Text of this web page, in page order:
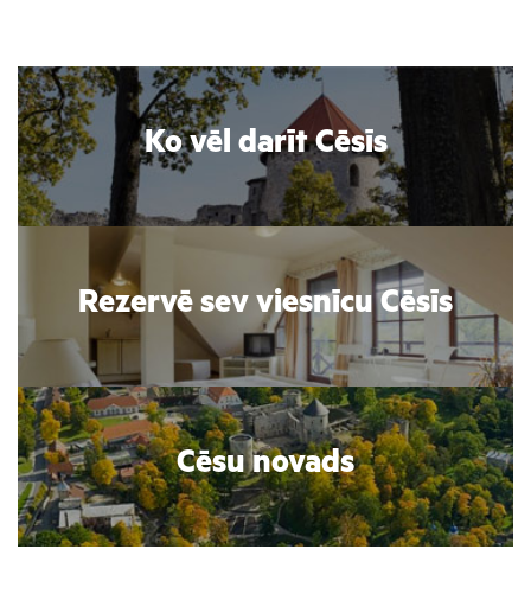
Ko vēl darīt Cēsīs
Rezervē sev viesnīcu Cēsīs
Cēsu novads